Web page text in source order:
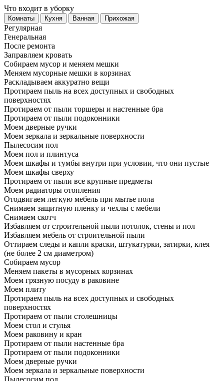
Что входит в уборку
Регу­лярная
Гене­ральная
После ремонта
Заправляем кровать
Собираем мусор и меняем мешки
Меняем мусорные мешки в корзинах
Раскладываем аккуратно вещи
Протираем пыль на всех доступных и свободных
поверхностях
Протираем от пыли торшеры и настенные бра
Протираем от пыли подоконники
Моем дверные ручки
Моем зеркала и зеркальные поверхности
Пылесосим пол
Моем пол и плинтуса
Моем шкафы и тумбы внутри при условии, что они пустые
Моем шкафы сверху
Протираем от пыли все крупные предметы
Моем радиаторы отопления
Отодвигаем легкую мебель при мытье пола
Снимаем защитную пленку и чехлы с мебели
Снимаем скотч
Избавляем от строительной пыли потолок, стены и пол
Избавляем мебель от строительной пыли
Оттираем следы и капли краски, штукатурки, затирки, клея
(не более 2 см диаметром)
Собираем мусор
Меняем пакеты в мусорных корзинах
Моем грязную посуду в раковине
Моем плиту
Протираем пыль на всех доступных и свободных
поверхностях
Протираем от пыли столешницы
Моем стол и стулья
Моем раковину и кран
Протираем от пыли настенные бра
Протираем от пыли подоконники
Моем дверные ручки
Моем зеркала и зеркальные поверхности
Пылесосим пол